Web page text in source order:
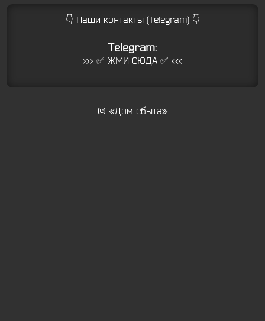
👇 Наши контакты (Telegram) 👇
Telegram:
>>> ✅ ЖМИ СЮДА ✅ <<<
© «Дом сбыта»